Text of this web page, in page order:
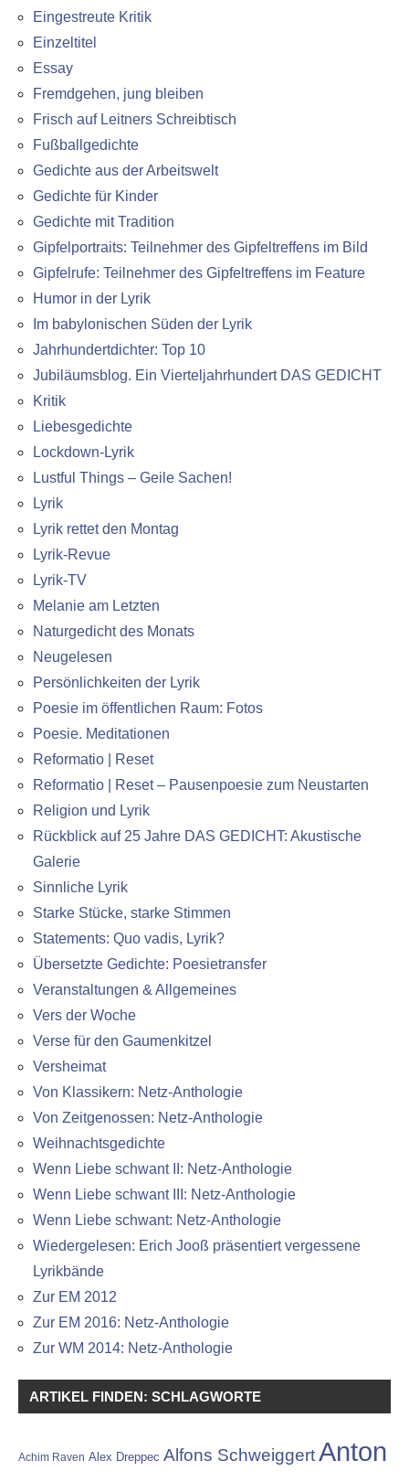
Eingestreute Kritik
Einzeltitel
Essay
Fremdgehen, jung bleiben
Frisch auf Leitners Schreibtisch
Fußballgedichte
Gedichte aus der Arbeitswelt
Gedichte für Kinder
Gedichte mit Tradition
Gipfelportraits: Teilnehmer des Gipfeltreffens im Bild
Gipfelrufe: Teilnehmer des Gipfeltreffens im Feature
Humor in der Lyrik
Im babylonischen Süden der Lyrik
Jahrhundertdichter: Top 10
Jubiläumsblog. Ein Vierteljahrhundert DAS GEDICHT
Kritik
Liebesgedichte
Lockdown-Lyrik
Lustful Things – Geile Sachen!
Lyrik
Lyrik rettet den Montag
Lyrik-Revue
Lyrik-TV
Melanie am Letzten
Naturgedicht des Monats
Neugelesen
Persönlichkeiten der Lyrik
Poesie im öffentlichen Raum: Fotos
Poesie. Meditationen
Reformatio | Reset
Reformatio | Reset – Pausenpoesie zum Neustarten
Religion und Lyrik
Rückblick auf 25 Jahre DAS GEDICHT: Akustische
Galerie
Sinnliche Lyrik
Starke Stücke, starke Stimmen
Statements: Quo vadis, Lyrik?
Übersetzte Gedichte: Poesietransfer
Veranstaltungen & Allgemeines
Vers der Woche
Verse für den Gaumenkitzel
Versheimat
Von Klassikern: Netz-Anthologie
Von Zeitgenossen: Netz-Anthologie
Weihnachtsgedichte
Wenn Liebe schwant II: Netz-Anthologie
Wenn Liebe schwant III: Netz-Anthologie
Wenn Liebe schwant: Netz-Anthologie
Wiedergelesen: Erich Jooß präsentiert vergessene
Lyrikbände
Zur EM 2012
Zur EM 2016: Netz-Anthologie
Zur WM 2014: Netz-Anthologie
ARTIKEL FINDEN: SCHLAGWORTE
Achim Raven Alex Dreppec Alfons SchweiggertAnton